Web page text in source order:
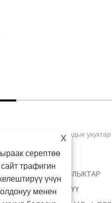
Co., Ltd. Бардык укуктар
ЖАҢЫЛЫКТАР
ЖӨНӨТҮҮ
X
серептөө
трафигин
үчүн
менен